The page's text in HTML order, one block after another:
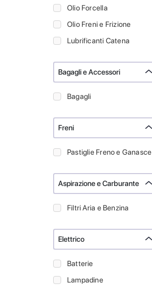
Olio Forcella
Olio Freni e Frizione
Lubrificanti Catena
Bagagli e Accessori
Bagagli
Freni
Pastiglie Freno e Ganasce
Aspirazione e Carburante
Filtri Aria e Benzina
Elettrico
Batterie
Lampadine